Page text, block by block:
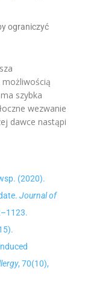
ograniczyć
możliwością
szybka
wezwanie
dawce nastąpi
(2020).
Journal of
, 70(10),